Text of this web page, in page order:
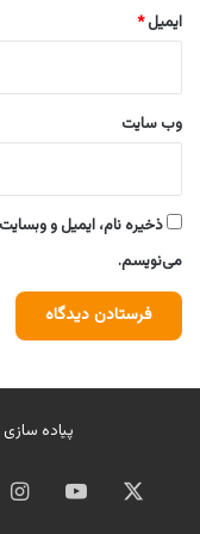
ایمیل*
وب‌ سایت
ذخیره نام، ایمیل و
می‌نویسم.
پیاده
ایکس یوتیوب